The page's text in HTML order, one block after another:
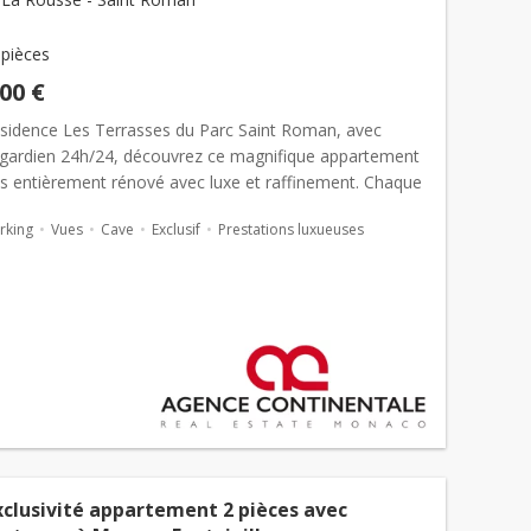
€
Les Terrasses du Parc Saint Roman, avec
24h/24, découvrez ce magnifique appartement
entièrement rénové avec luxe et raffinement. Chaque
Vues Cave Exclusif Prestations luxueuses
appartement 2 pièces avec